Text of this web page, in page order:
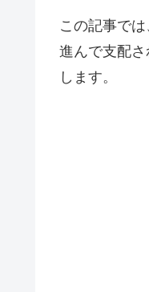
この記事で
進んで支配
します。